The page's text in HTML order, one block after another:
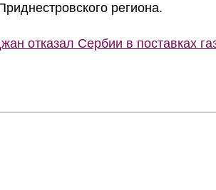
региона.
отказал Сербии в поставках